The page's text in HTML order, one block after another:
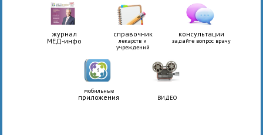
журнал
МЕД-инфо
справочник
лекарств и
учреждений
консультации
задайте вопрос врачу
мобильные
приложения ВИДЕО